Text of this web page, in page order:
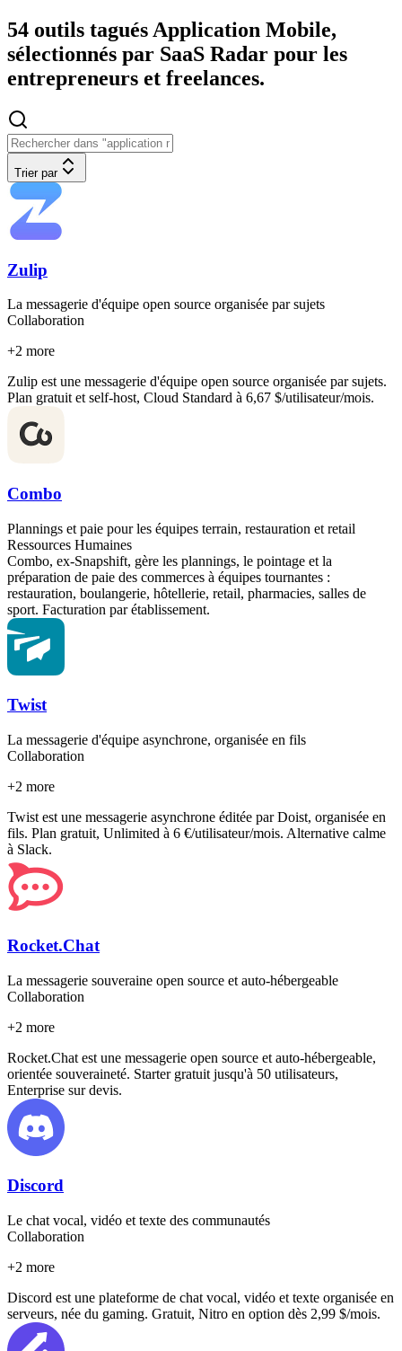
54 outils tagués Application Mobile,
sélectionnés par SaaS Radar pour les
entrepreneurs et freelances.
Trier par
Zulip
La messagerie d'équipe open source organisée par sujets
Collaboration
+2 more
Zulip est une messagerie d'équipe open source organisée par sujets.
Plan gratuit et self-host, Cloud Standard à 6,67 $/utilisateur/mois.
Combo
Plannings et paie pour les équipes terrain, restauration et retail
Ressources Humaines
Combo, ex-Snapshift, gère les plannings, le pointage et la
préparation de paie des commerces à équipes tournantes :
restauration, boulangerie, hôtellerie, retail, pharmacies, salles de
sport. Facturation par établissement.
Twist
La messagerie d'équipe asynchrone, organisée en fils
Collaboration
+2 more
Twist est une messagerie asynchrone éditée par Doist, organisée en
fils. Plan gratuit, Unlimited à 6 €/utilisateur/mois. Alternative calme
à Slack.
Rocket.Chat
La messagerie souveraine open source et auto-hébergeable
Collaboration
+2 more
Rocket.Chat est une messagerie open source et auto-hébergeable,
orientée souveraineté. Starter gratuit jusqu'à 50 utilisateurs,
Enterprise sur devis.
Discord
Le chat vocal, vidéo et texte des communautés
Collaboration
+2 more
Discord est une plateforme de chat vocal, vidéo et texte organisée en
serveurs, née du gaming. Gratuit, Nitro en option dès 2,99 $/mois.